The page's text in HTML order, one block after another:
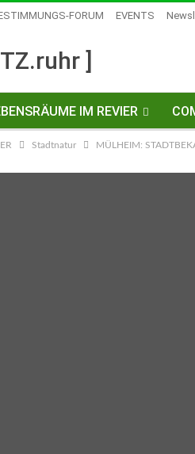
FORUM EVENTS
]
IM REVIER
Stadtnatur MÜLHEIM: